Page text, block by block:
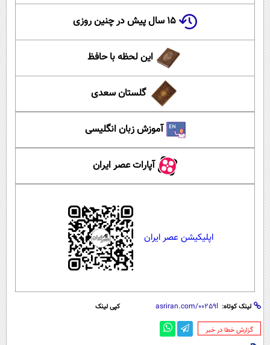
۱۵ سال پیش در چنین روزی
این لحظه با حافظ
گلستان سعدی
آموزش زبان انگلیسی
آپارات عصر ایران
اپلیکیشن عصر ایران
لینک کوتاه: کپی لینک
‌گزارش خطا در خبر